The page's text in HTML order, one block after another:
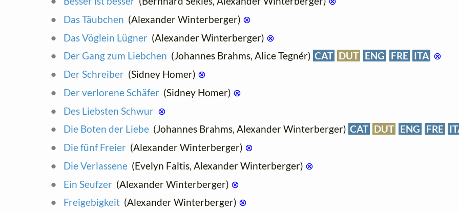
Das Täubchen (Alexander Winterberger) ⊗
Das Vöglein Lügner (Alexander Winterberger) ⊗
Der Gang zum Liebchen (Johannes Brahms, Alice Tegnér) CAT DUT ENG FRE ITA ⊗
Der Schreiber (Sidney Homer) ⊗
Der verlorene Schäfer (Sidney Homer) ⊗
Des Liebsten Schwur ⊗
Die Boten der Liebe(Johannes Brahms, Alexander Winterberger) CAT DUT ENG FRE
Die fünf Freier (Alexander Winterberger) ⊗
Die Verlassene(Evelyn Faltis, Alexander Winterberger) ⊗
Ein Seufzer (Alexander Winterberger) ⊗
Freigebigkeit(Alexander Winterberger) ⊗